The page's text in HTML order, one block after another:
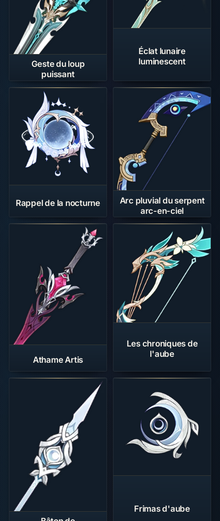
Geste du loup
puissant
Éclat lunaire
luminescent
Rappel de la nocturne
Arc pluvial du serpent
arc-en-ciel
Athame Artis
Les chroniques de
l'aube
Frimas d'aube